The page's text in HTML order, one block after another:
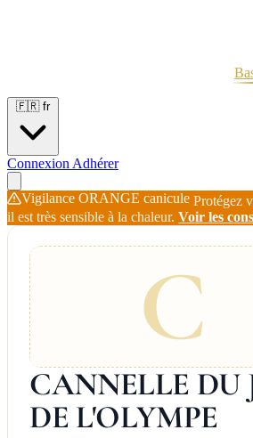
🇫🇷 fr
Connexion Adhérer
Vigilance ORANGE canicule Protégez
il est très sensible à la chaleur. Voir les
C
CANNELLE DU
DE L'OLYMPE